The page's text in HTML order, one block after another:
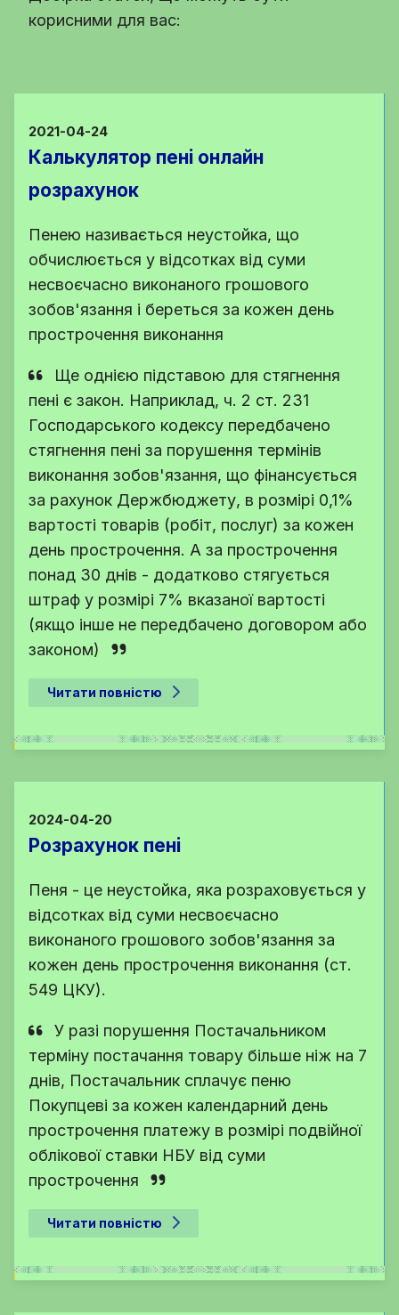
корисними для вас:
2021-04-24
Калькулятор пені онлайн
розрахунок
Пенею називається неустойка, що
обчислюється у відсотках від суми
несвоєчасно виконаного грошового
зобов'язання і береться за кожен день
прострочення виконання
Ще однією підставою для стягнення
пені є закон. Наприклад, ч. 2 ст. 231
Господарського кодексу передбачено
стягнення пені за порушення термінів
виконання зобов'язання, що фінансується
за рахунок Держбюджету, в розмірі 0,1%
вартості товарів (робіт, послуг) за кожен
день прострочення. А за прострочення
понад 30 днів - додатково стягується
штраф у розмірі 7% вказаної вартості
(якщо інше не передбачено договором або
законом)
Читати повністю
2024-04-20
Розрахунок пені
Пеня - це неустойка, яка розраховується у
відсотках від суми несвоєчасно
виконаного грошового зобов'язання за
кожен день прострочення виконання (ст.
549 ЦКУ).
У разі порушення Постачальником
терміну постачання товару більше ніж на 7
днів, Постачальник сплачує пеню
Покупцеві за кожен календарний день
прострочення платежу в розмірі подвійної
облікової ставки НБУ від суми
прострочення
Читати повністю